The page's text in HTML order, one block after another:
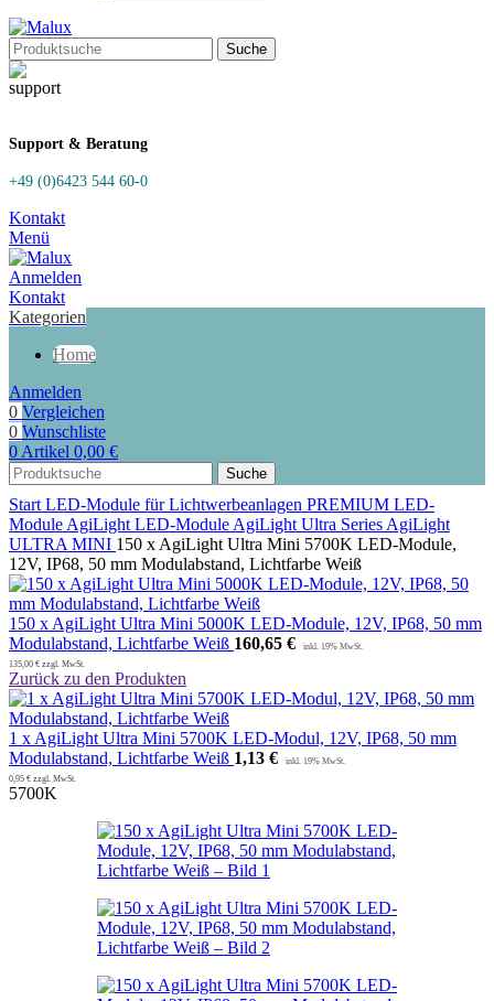
Suche
Support & Beratung
+49 (0)6423 544 60-0
Kontakt
Menü
Anmelden
Kontakt
Kategorien
Home
Anmelden
0 Vergleichen
0 Wunschliste
0 Artikel 0,00 €
Suche
Start LED-Module für Lichtwerbeanlagen PREMIUM LED-
Module AgiLight LED-Module AgiLight Ultra Series AgiLight
ULTRA MINI 150 x AgiLight Ultra Mini 5700K LED-Module,
12V, IP68, 50 mm Modulabstand, Lichtfarbe Weiß
150 x AgiLight Ultra Mini 5000K LED-Module, 12V, IP68, 50 mm
Modulabstand, Lichtfarbe Weiß 160,65 €
135,00 € zzgl. MwSt.
Zurück zu den Produkten
1 x AgiLight Ultra Mini 5700K LED-Modul, 12V, IP68, 50 mm
Modulabstand, Lichtfarbe Weiß 1,13 €
0,95 € zzgl. MwSt.
5700K